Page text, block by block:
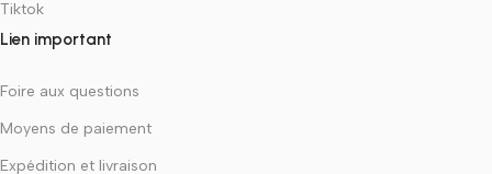
Tiktok
Lien important
Foire aux questions
Moyens de paiement
Expédition et livraison